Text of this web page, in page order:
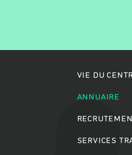
VIE DU
ANNUAIRE
SERVICES